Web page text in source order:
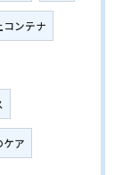
コンテナ
ケア